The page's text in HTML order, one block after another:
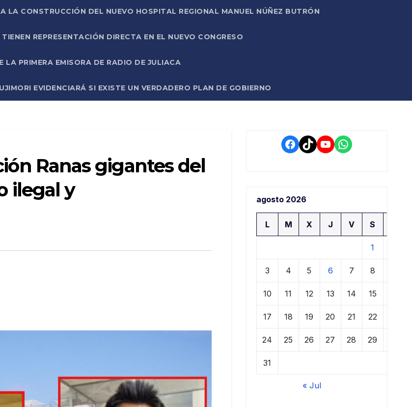
LA CONSTRUCCIÓN DEL NUEVO HOSPITAL REGIONAL MANUEL NÚÑEZ BUTRÓN
REPRESENTACIÓN DIRECTA EN EL NUEVO CONGRESO
PRIMERA EMISORA DE RADIO DE JULIACA
EVIDENCIARÁ SI EXISTE UN VERDADERO PLAN DE GOBIERNO
Ranas gigantes del
ilegal y
Facebook
TikTokYouTube
WhatsApp
agosto 2026
L M X J V S
1
3 4 5 6 7 8
10 11 12 13 14 15
17 18 19 20 21 22
24 25 26 27 28 29
31
« Jul